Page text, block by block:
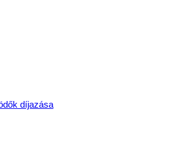
díjazása